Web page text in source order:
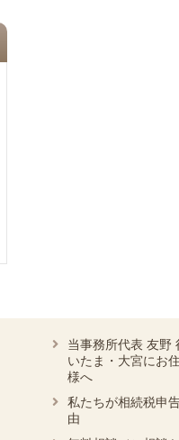
当事務所代表 友野
いたま・大宮にお
様へ
私たちが相続税申
由